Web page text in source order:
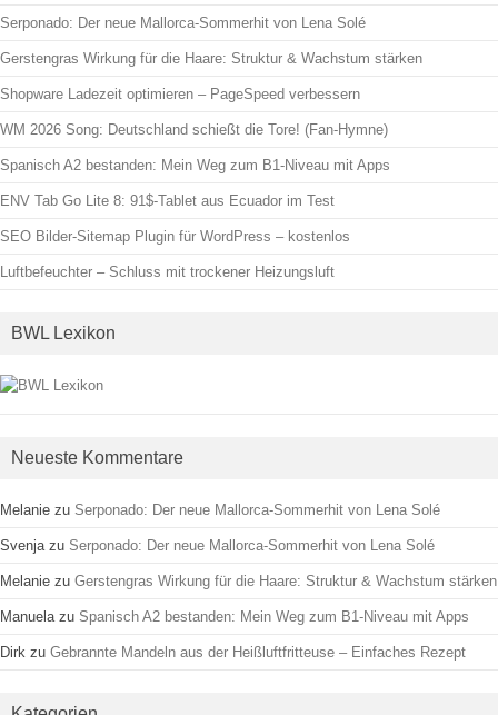
Serponado: Der neue Mallorca-Sommerhit von Lena Solé
Gerstengras Wirkung für die Haare: Struktur & Wachstum stärken
Shopware Ladezeit optimieren – PageSpeed verbessern
WM 2026 Song: Deutschland schießt die Tore! (Fan-Hymne)
Spanisch A2 bestanden: Mein Weg zum B1-Niveau mit Apps
ENV Tab Go Lite 8: 91$-Tablet aus Ecuador im Test
SEO Bilder-Sitemap Plugin für WordPress – kostenlos
Luftbefeuchter – Schluss mit trockener Heizungsluft
BWL Lexikon
Neueste Kommentare
Melanie zu Serponado: Der neue Mallorca-Sommerhit von Lena Solé
Svenjazu Serponado: Der neue Mallorca-Sommerhit von Lena Solé
Melanie zu Gerstengras Wirkung für die Haare: Struktur & Wachstum stärken
Manuelazu Spanisch A2 bestanden: Mein Weg zum B1-Niveau mit Apps
Dirk zu Gebrannte Mandeln aus der Heißluftfritteuse – Einfaches Rezept